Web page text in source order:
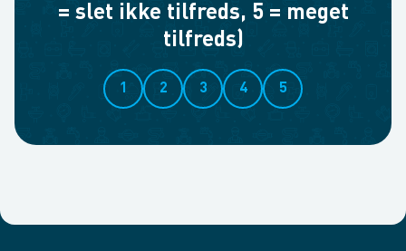
= slet ikke tilfreds, 5 = meget
tilfreds)
1 2 3 4 5